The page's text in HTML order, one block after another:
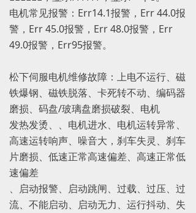
电机常见报警：Err14.1报警，Err 44.0报
警，Err 45.0报警，Err 48.0报警，Err
49.0报警，Err95报警。
松下伺服电机维修故障：上电不运行、磁
铁爆钢、磁铁脱落、卡死转不动、编码器
磨损、码盘/玻璃盘磨损破裂、电机
发热发烫、、电机进水、电机运转异常、
高速运转响声、噪音大，刹车失灵、刹车
片磨损、低速正常高速偏差、高速正常低
速偏差
、启动报警、启动跳闸、过载、过压、过
流、不能启动、启动无力、运行抖动、失